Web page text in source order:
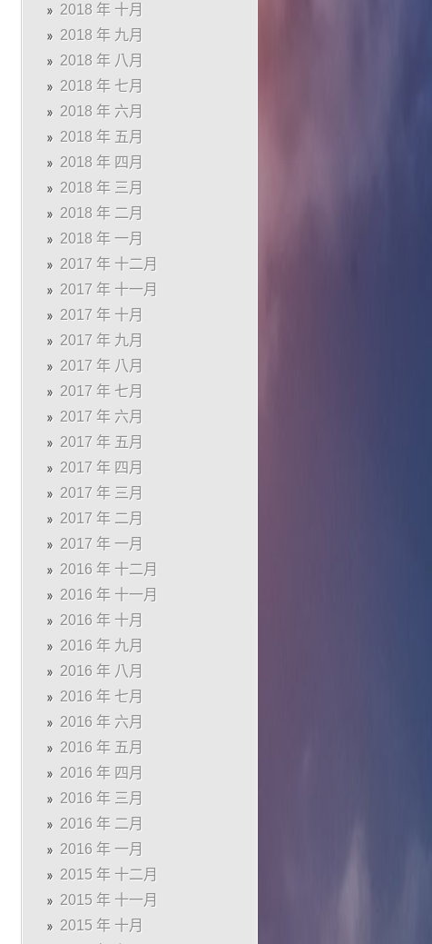
2018 年 十月
2018 年 九月
2018 年 八月
2018 年 七月
2018 年 六月
2018 年 五月
2018 年 四月
2018 年 三月
2018 年 二月
2018 年 一月
2017 年 十二月
2017 年 十一月
2017 年 十月
2017 年 九月
2017 年 八月
2017 年 七月
2017 年 六月
2017 年 五月
2017 年 四月
2017 年 三月
2017 年 二月
2017 年 一月
2016 年 十二月
2016 年 十一月
2016 年 十月
2016 年 九月
2016 年 八月
2016 年 七月
2016 年 六月
2016 年 五月
2016 年 四月
2016 年 三月
2016 年 二月
2016 年 一月
2015 年 十二月
2015 年 十一月
2015 年 十月